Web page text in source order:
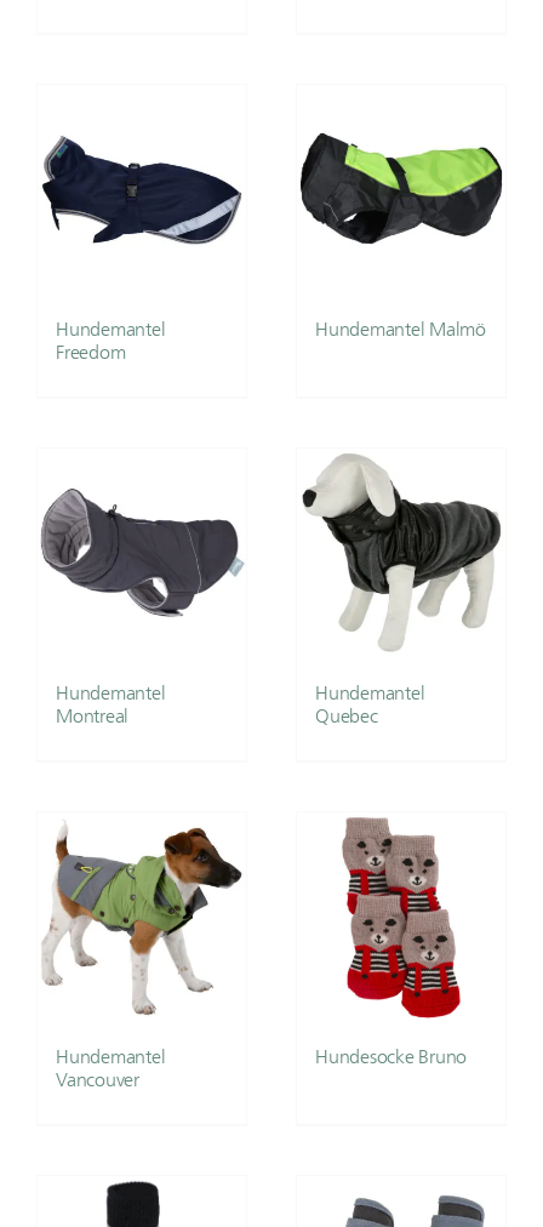
Hundemantel
Freedom
Hundemantel Malmö
Hundemantel
Montreal
Hundemantel
Quebec
Hundemantel
Vancouver
Hundesocke Bruno